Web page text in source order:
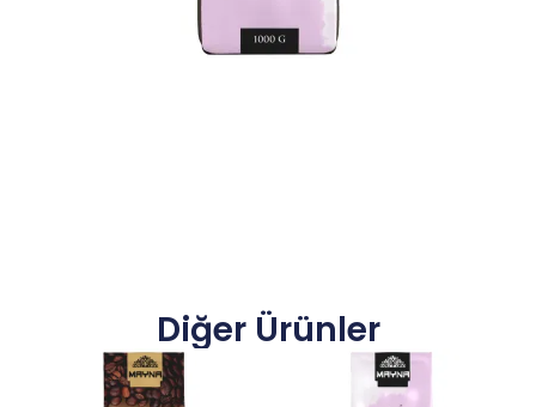
Diğer Ürünler